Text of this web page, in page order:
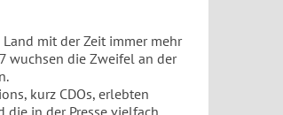
mit der Zeit immer mehr
wuchsen die Zweifel an der
kurz CDOs, erlebten
die in der Presse vielfach